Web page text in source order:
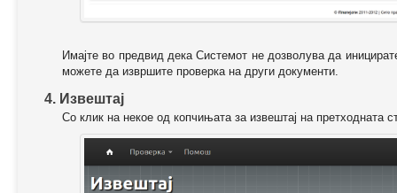
Имајте во предвид дека Системот не дозволува да
можете да извршите проверка на други документи.
4. Извештај
Со клик на некое од копчињата за извештај на претходната